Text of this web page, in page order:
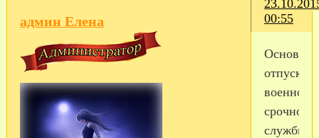
00:55
админ Елена
Основной
отпуск
срочной
службы